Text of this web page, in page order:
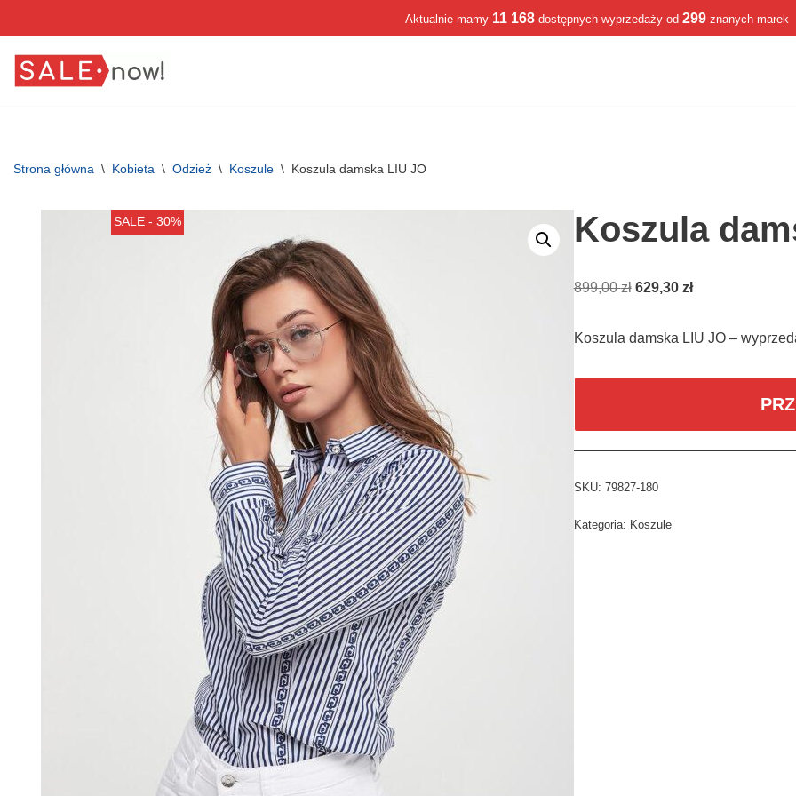
do
Aktualnie mamy 11 168 dostępnych wyprzedaży od 299 znanych marek
Strona główna \ Kobieta \ Odzież \ Koszule \ Koszula damska LIU JO
SALE - 30% Koszula
899,00zł 629,30 zł
Koszula damska LIU JO –
SKU: 79827-180
Kategoria: Koszule